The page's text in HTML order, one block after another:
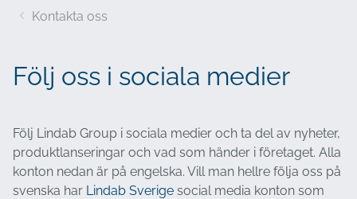
sajten
Hållbarhet
Bolagsstyrning
Media
Kontakt
Kontakta oss
Följ oss i sociala medier
Följ Lindab Group i sociala medier och ta del av nyheter,
produktlanseringar och vad som händer i företaget. Alla
konton nedan är på engelska. Vill man hellre följa oss på
svenska har Lindab Sverige social media konton som